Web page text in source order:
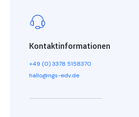
Kontaktinformationen
+49 (0) 3378 5158370
hallo@ngs-edv.de